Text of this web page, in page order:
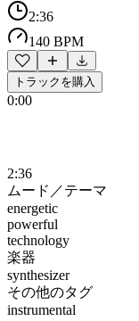
2:36
140 BPM
トラックを購入
0:00
2:36
ムード／テーマ
energetic
powerful
technology
楽器
synthesizer
その他のタグ
instrumental